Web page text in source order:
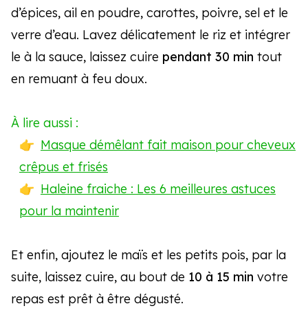
d’épices, ail en poudre, carottes, poivre, sel et le
verre d’eau. Lavez délicatement le riz et intégrer
le à la sauce, laissez cuire pendant 30 min tout
en remuant à feu doux.
Et enfin, ajoutez le maïs et les petits pois, par la
suite, laissez cuire, au bout de 10 à 15 min votre
repas est prêt à être dégusté.
À lire aussi :
Masque démêlant fait maison pour cheveux
crêpus et frisés
Haleine fraiche : Les 6 meilleures astuces
pour la maintenir